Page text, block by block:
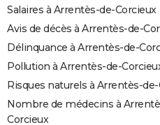
Salaires à Arrentès-de-Corcieux
Avis de décès à Arrentès-de-
Délinquance à Arrentès-de-
Pollution à Arrentès-de-
Risques naturels à Arrentès-
Nombre de médecins à
Corcieux